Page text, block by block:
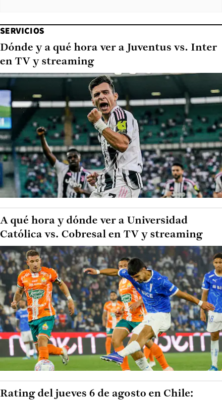
SERVICIOS
Dónde y a qué hora ver a Juventus vs. Inter
en TV y streaming
A qué hora y dónde ver a Universidad
Católica vs. Cobresal en TV y streaming
Rating del jueves 6 de agosto en Chile: